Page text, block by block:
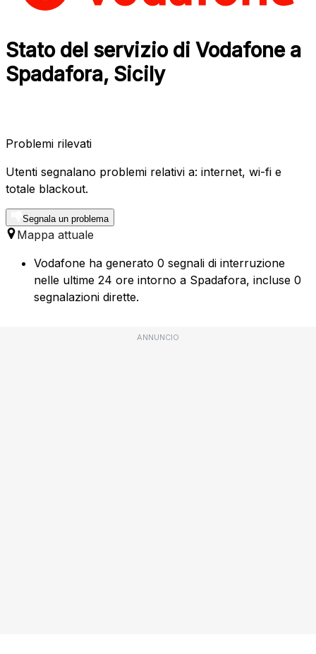
Stato del servizio di Vodafone a
Spadafora, Sicily
Problemi rilevati
Utenti segnalano problemi relativi a: internet, wi-fi e
totale blackout.
Segnala un problema
Mappa attuale
Vodafone ha generato 0 segnali di interruzione
nelle ultime 24 ore intorno a Spadafora, incluse 0
segnalazioni dirette.
ANNUNCIO